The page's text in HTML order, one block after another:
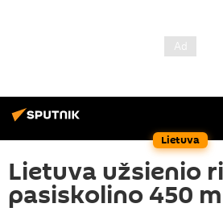
Lietuva
Lietuva užsienio
pasiskolino 450